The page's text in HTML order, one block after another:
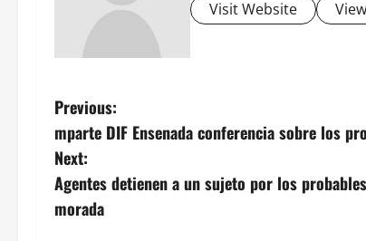
Visit Website
P
o
s
t
Previous:
mparte DIF Ensenada conferencia sobre los
Next:
Agentes detienen a un sujeto por los
morada